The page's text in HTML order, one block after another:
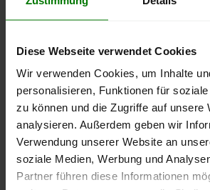
Diese Webseite verwendet Cookies
Wir verwenden Cookies, um Inhalte
personalisieren, Funktionen für
zu können und die Zugriffe auf unsere
analysieren. Außerdem geben wir
Verwendung unserer Website an
soziale Medien, Werbung und
Partner führen diese Informationen
lose Ware
September
Januar
250 €
Die aktuelle Preisentwicklung für
können Sie jederzeit auf unserer
nachvollziehen.